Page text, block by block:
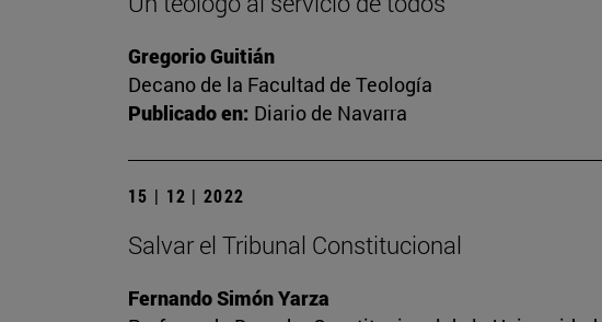
Gregorio Guitián
Decano de la Facultad de Teología
Publicado en: Diario de Navarra
15 | 12 | 2022
Salvar el Tribunal Constitucional
Fernando Simón Yarza